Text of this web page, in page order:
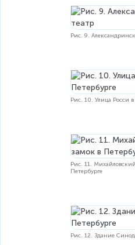
Рис. 9.
Рис. 10. Улица Росси в
Рис. 11.
Петербурге
Рис. 12. Здание